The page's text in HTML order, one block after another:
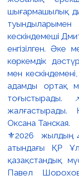
⚜️2026 жылдың
атындағы ҚР
қазақстандық
Павел